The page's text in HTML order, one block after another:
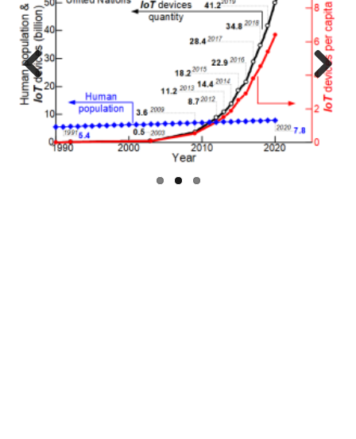
Previous Next